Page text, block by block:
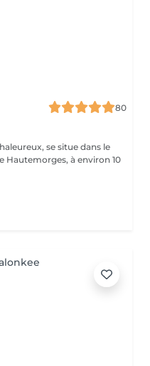
80
se situe dans le
Hautemorges, à environ 10